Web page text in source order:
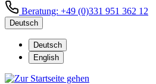
Beratung: +49 (0)331 951 362 12
Deutsch
Deutsch
English